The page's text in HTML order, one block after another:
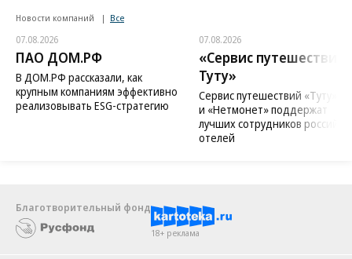
Новости компаний Все
07.08.2026
ПАО ДОМ.РФ
В ДОМ.РФ рассказали, как
крупным компаниям эффективно
реализовывать ESG-стратегию
07.08.2026
«Сервис путешествий
Туту»
Сервис путешествий «Туту»
и «Нетмонет» поддержат
лучших сотрудников
отелей
Благотворительный фонд
18+ реклама